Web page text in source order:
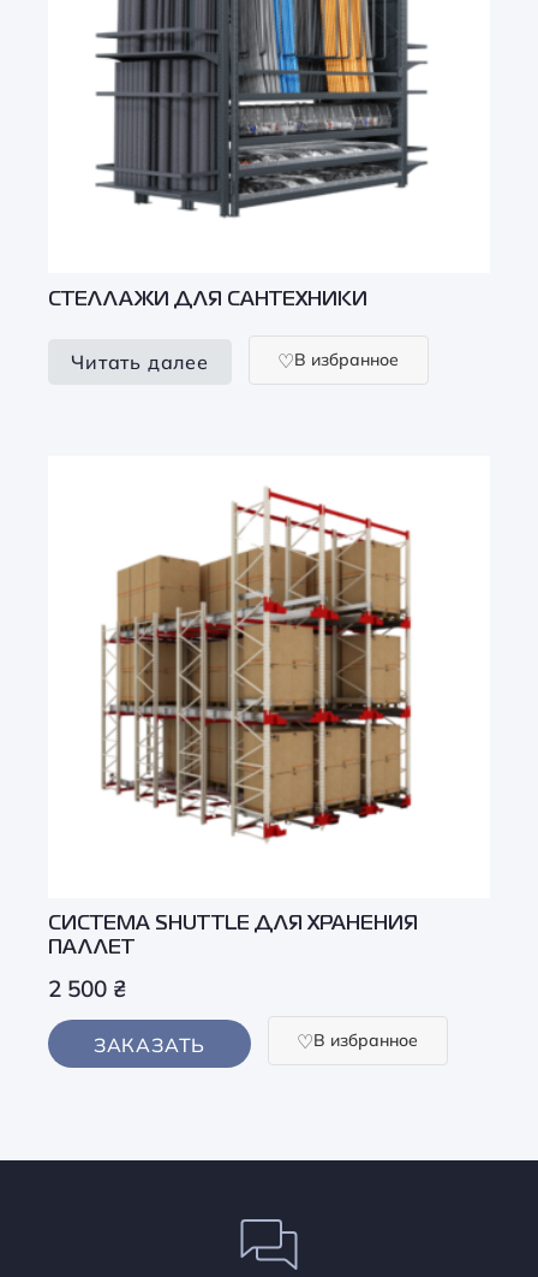
СТЕЛЛАЖИ ДЛЯ САНТЕХНИКИ
Читать далее В избранное
СИСТЕМА SHUTTLE ДЛЯ ХРАНЕНИЯ
ПАЛЛЕТ
2 500 ₴
ЗАКАЗАТЬ В избранное